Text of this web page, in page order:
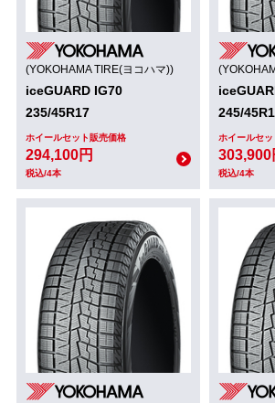
(YOKOHAMA TIRE(ヨコハマ))
iceGUARD IG70
235/45R17
ホイールセット販売価格
294,100円
税込/4本
245/
ホイールセ
303,900
税込/4本